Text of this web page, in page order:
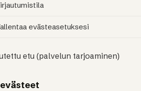
evästeasetuksesi
etu (palvelun tarjoaminen)